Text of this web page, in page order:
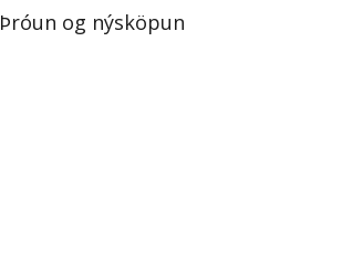
Þróun og nýsköpun